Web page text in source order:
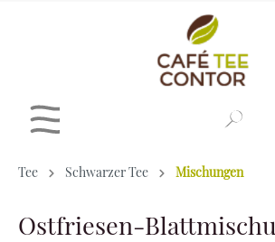
Tee Schwarzer Tee Mischungen
Ostfriesen-